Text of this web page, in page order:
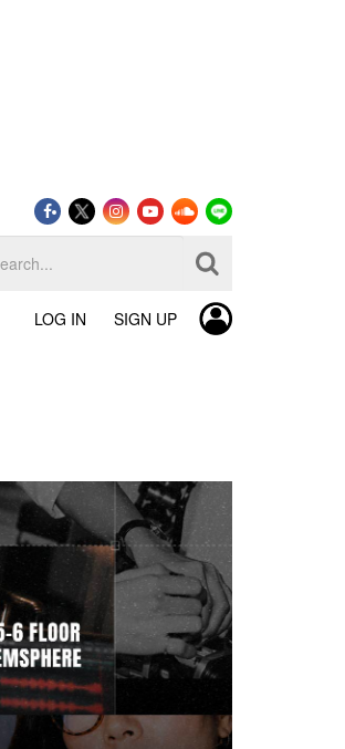
LOG IN SIGN UP